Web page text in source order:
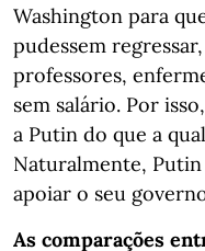
Washington para
pudessem
professores,
sem salário. Por
a Putin do que a
Naturalmente,
apoiar o seu
As comparações